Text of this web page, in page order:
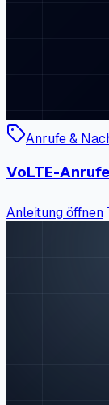
Anrufe &
VoLTE-
Anleitung öffnen